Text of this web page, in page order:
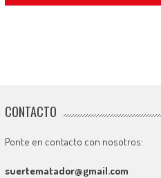
CONTACTO
Ponte en contacto con nosotros:
suertematador@gmail.com